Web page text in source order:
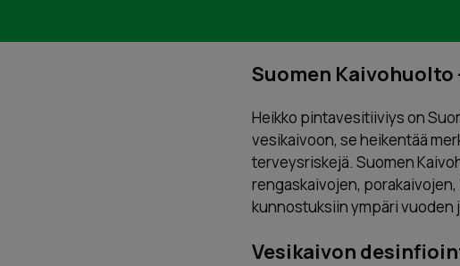
Suomen Kaivohuolto
Heikko pintavesitiiviys on
vesikaivoon, se heikentää
terveysriskejä. Suomen
rengaskaivojen,
kunnostuksiin ympäri vuoden
Vesikaivon